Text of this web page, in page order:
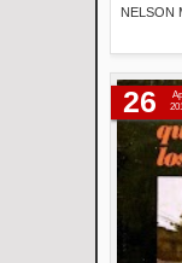
NELSON
26